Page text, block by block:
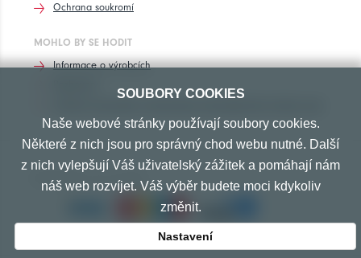
Ochrana soukromí
MOHLO BY SE HODIT
Informace o výrobcích
PŘIJÍMÁME TYTO PLATBY
SOUBORY COOKIES
Naše webové stránky používají soubory cookies.
Některé z nich jsou pro správný chod webu nutné. Další
z nich vylepšují Váš uživatelský zážitek a pomáhají nám
náš web rozvíjet. Váš výběr budete moci kdykoliv
změnit.
Nastavení